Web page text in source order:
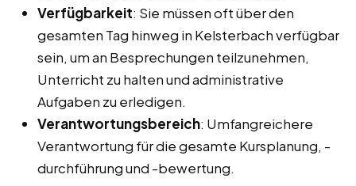
Verfügbarkeit: Sie müssen oft über den
gesamten Tag hinweg in Kelsterbach verfügbar
sein, um an Besprechungen teilzunehmen,
Unterricht zu halten und administrative
Aufgaben zu erledigen.
Verantwortungsbereich: Umfangreichere
Verantwortung für die gesamte Kursplanung, -
durchführung und -bewertung.